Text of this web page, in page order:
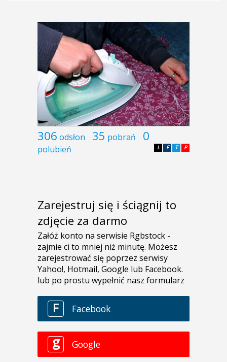
306 odsłon 35 pobrań 0
polubień P
T
F
L
Zarejestruj się i ściągnij to
zdjęcie za darmo